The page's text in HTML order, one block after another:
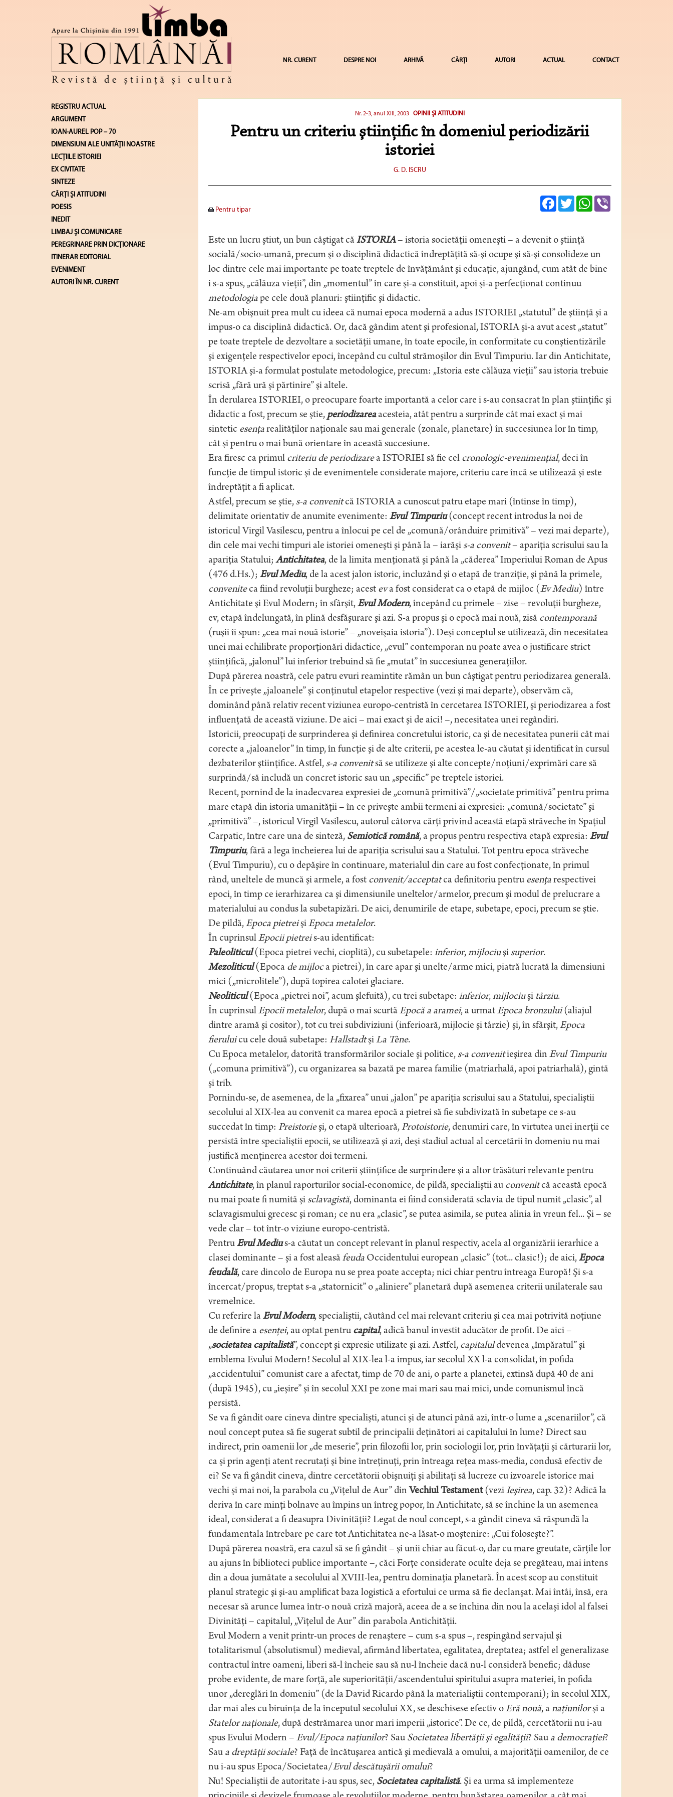
NR. CURENT DESPRE NOI ARHIVĂ CĂRȚI AUTORI ACTUAL CONTACT
REGISTRU ACTUAL
ARGUMENT
IOAN-AUREL POP – 70
DIMENSIUNI ALE UNITĂŢII NOASTRE
LECŢIILE ISTORIEI
EX CIVITATE
SINTEZE
CĂRŢI ŞI ATITUDINI
POESIS
INEDIT
LIMBAJ ŞI COMUNICARE
PEREGRINARE PRIN DICȚIONARE
ITINERAR EDITORIAL
EVENIMENT
AUTORI ÎN NR. CURENT
Nr. 2-3, anul XIII, 2003 OPINII ŞI ATITUDINI
Pentru un criteriu ştiinţific în domeniul periodizării
istoriei
G. D. ISCRU
Pentru tipar
FacebookTwitterWhatsApp
Este un lucru ştiut, un bun câştigat că ISTORIA– istoria societăţii omeneşti – a devenit o ştiinţă
socială/socio-umană, precum şi o disciplină didactică îndreptăţită să-şi ocupe şi să-şi consolideze un
loc dintre cele mai importante pe toate treptele de învăţământ şi educaţie, ajungând, cum atât de bine
i s-a spus, „călăuza vieţii”, din „momentul” în care şi-a constituit, apoi şi-a perfecţionat continuu
metodologiape cele două planuri: ştiinţific şi didactic.
Ne-am obişnuit prea mult cu ideea că numai epoca modernă a adus ISTORIEI „statutul” de ştiinţă şi a
impus-o ca disciplină didactică. Or, dacă gândim atent şi profesional, ISTORIA şi-a avut acest „statut”
pe toate treptele de dezvoltare a societăţii umane, în toate epocile, în conformitate cu conştientizările
şi exigenţele respectivelor epoci, începând cu cultul strămoşilor din Evul Timpuriu. Iar din Antichitate,
ISTORIA şi-a formulat postulate metodologice, precum: „Istoria este călăuza vieţii” sau istoria trebuie
scrisă „fără ură şi părtinire” şi altele.
În derularea ISTORIEI, o preocupare foarte importantă a celor care i s-au consacrat în plan ştiinţific şi
didactic a fost, precum se ştie, periodizareaacesteia, atât pentru a surprinde cât mai exact şi mai
sintetic esenţarealităţilor naţionale sau mai generale (zonale, planetare) în succesiunea lor în timp,
cât şi pentru o mai bună orientare în această succesiune.
Era firesc ca primul criteriu de periodizarea ISTORIEI să fie cel cronologic-evenimenţial, deci în
funcţie de timpul istoric şi de evenimentele considerate majore, criteriu care încă se utilizează şi este
îndreptăţit a fi aplicat.
Astfel, precum se ştie, s-a convenitcă ISTORIA a cunoscut patru etape mari (întinse în timp),
delimitate orientativ de anumite evenimente: Evul Timpuriu(concept recent introdus la noi de
istoricul Virgil Vasilescu, pentru a înlocui pe cel de „comună/orânduire primitivă” – vezi mai departe),
din cele mai vechi timpuri ale istoriei omeneşti şi până la – iarăşi s-a convenit– apariţia scrisului sau la
apariţia Statului;Antichitatea, de la limita menţionată şi până la „căderea” Imperiului Roman de Apus
(476 d.Hs.); Evul Mediu, de la acest jalon istoric, incluzând şi o etapă de tranziţie, şi până la primele,
conveniteca fiind revoluţii burgheze; acest eva fost considerat ca o etapă de mijloc (Ev Mediu) între
Antichitate şi Evul Modern; în sfârşit,Evul Modern, începând cu primele – zise – revoluţii burgheze,
ev, etapă îndelungată, în plină desfăşurare şi azi. S-a propus şi o epocă mai nouă, zisă contemporană
(ruşii îi spun: „cea mai nouă istorie” – „noveişaia istoria”). Deşi conceptul se utilizează, din necesitatea
unei mai echilibrate proporţionări didactice, „evul” contemporan nu poate avea o justificare strict
ştiinţifică, „jalonul” lui inferior trebuind să fie „mutat” în succesiunea generaţiilor.
După părerea noastră, cele patru evuri reamintite rămân un bun câştigat pentru periodizarea generală.
În ce priveşte „jaloanele” şi conţinutul etapelor respective (vezi şi mai departe), observăm că,
dominând până relativ recent viziunea europo-centristă în cercetarea ISTORIEI, şi periodizarea a fost
influenţată de această viziune. De aici – mai exact şi de aici! –, necesitatea unei regândiri.
Istoricii, preocupaţi de surprinderea şi definirea concretului istoric, ca şi de necesitatea punerii cât mai
corecte a „jaloanelor” în timp, în funcţie şi de alte criterii, pe acestea le-au căutat şi identificat în cursul
dezbaterilor ştiinţifice. Astfel, s-a convenitsă se utilizeze şi alte concepte/noţiuni/exprimări care să
surprindă/să includă un concret istoric sau un „specific” pe treptele istoriei.
Recent, pornind de la inadecvarea expresiei de „comună primitivă”/„societate primitivă” pentru prima
mare etapă din istoria umanităţii – în ce priveşte ambii termeni ai expresiei: „comună/societate” şi
„primitivă” –, istoricul Virgil Vasilescu, autorul câtorva cărţi privind această etapă străveche în Spaţiul
Carpatic, între care una de sinteză, Semiotică română, a propus pentru respectiva etapă expresia: Evul
Timpuriu, fără a lega încheierea lui de apariţia scrisului sau a Statului. Tot pentru epoca străveche
(Evul Timpuriu), cu o depăşire în continuare, materialul din care au fost confecţionate, în primul
rând, uneltele de muncă şi armele, a fost convenit/acceptatca definitoriu pentru esenţarespectivei
epoci, în timp ce ierarhizarea ca şi dimensiunile uneltelor/armelor, precum şi modul de prelucrare a
materialului au condus la subetapizări. De aici, denumirile de etape, subetape, epoci, precum se ştie.
De pildă,Epoca pietreişiEpoca metalelor.
În cuprinsulEpocii pietreis-au identificat:
Paleoliticul(Epoca pietrei vechi, cioplită), cu subetapele: inferior,mijlociuşi superior.
Mezoliticul(Epoca de mijloca pietrei), în care apar şi unelte/arme mici, piatră lucrată la dimensiuni
mici („microlitele”), după topirea calotei glaciare.
Neoliticul(Epoca „pietrei noi”, acum şlefuită), cu trei subetape: inferior,mijlociuşi târziu.
În cuprinsulEpocii metalelor, după o mai scurtă Epocă a aramei, a urmatEpoca bronzului(aliajul
dintre aramă şi cositor), tot cu trei subdiviziuni (inferioară, mijlocie şi târzie) şi, în sfârşit,Epoca
fieruluicu cele două subetape: HallstadtşiLa Tène.
Cu Epoca metalelor, datorită transformărilor sociale şi politice, s-a convenitieşirea din Evul Timpuriu
(„comuna primitivă”), cu organizarea sa bazată pe marea familie (matriarhală, apoi patriarhală), gintă
şi trib.
Pornindu-se, de asemenea, de la „fixarea” unui „jalon” pe apariţia scrisului sau a Statului, specialiştii
secolului al XIX-lea au convenit ca marea epocă a pietrei să fie subdivizată în subetape ce s-au
succedat în timp: Preistorieşi, o etapă ulterioară,Protoistorie, denumiri care, în virtutea unei inerţii ce
persistă între specialiştii epocii, se utilizează şi azi, deşi stadiul actual al cercetării în domeniu nu mai
justifică menţinerea acestor doi termeni.
Continuând căutarea unor noi criterii ştiinţifice de surprindere şi a altor trăsături relevante pentru
Antichitate, în planul raporturilor social-economice, de pildă, specialiştii au convenitcă această epocă
nu mai poate fi numită şi sclavagistă, dominanta ei fiind considerată sclavia de tipul numit „clasic”, al
sclavagismului grecesc şi roman; ce nu era „clasic”, se putea asimila, se putea alinia în vreun fel... Şi – se
vede clar – tot într-o viziune europo-centristă.
PentruEvul Medius-a căutat un concept relevant în planul respectiv, acela al organizării ierarhice a
clasei dominante – şi a fost aleasă feuda Occidentului european „clasic” (tot... clasic!); de aici,Epoca
feudală, care dincolo de Europa nu se prea poate accepta; nici chiar pentru întreaga Europă! Şi s-a
încercat/propus, treptat s-a „statornicit” o „aliniere” planetară după asemenea criterii unilaterale sau
vremelnice.
Cu referire la Evul Modern, specialiştii, căutând cel mai relevant criteriu şi cea mai potrivită noţiune
de definire a esenţei, au optat pentru capital, adică banul investit aducător de profit. De aici –
„societatea capitalistă”, concept şi expresie utilizate şi azi. Astfel, capitaluldevenea „împăratul” şi
emblema Evului Modern! Secolul al XIX-lea l-a impus, iar secolul XX l-a consolidat, în pofida
„accidentului” comunist care a afectat, timp de 70 de ani, o parte a planetei, extinsă după 40 de ani
(după 1945), cu „ieşire” şi în secolul XXI pe zone mai mari sau mai mici, unde comunismul încă
persistă.
Se va fi gândit oare cineva dintre specialişti, atunci şi de atunci până azi, într-o lume a „scenariilor”, că
noul concept putea să fie sugerat subtil de principalii deţinători ai capitalului în lume? Direct sau
indirect, prin oamenii lor „de meserie”, prin filozofii lor, prin sociologii lor, prin învăţaţii şi cărturarii lor,
ca şi prin agenţi atent recrutaţi şi bine întreţinuţi, prin întreaga reţea mass-media, condusă efectiv de
ei? Se va fi gândit cineva, dintre cercetătorii obişnuiţi şi abilitaţi să lucreze cu izvoarele istorice mai
vechi şi mai noi, la parabola cu „Viţelul de Aur” din Vechiul Testament(veziIeşirea, cap. 32)? Adică la
deriva în care minţi bolnave au împins un întreg popor, în Antichitate, să se închine la un asemenea
ideal, considerat a fi deasupra Divinităţii? Legat de noul concept, s-a gândit cineva să răspundă la
fundamentala întrebare pe care tot Antichitatea ne-a lăsat-o moştenire: „Cui foloseşte?”.
După părerea noastră, era cazul să se fi gândit – şi unii chiar au făcut-o, dar cu mare greutate, cărţile lor
au ajuns în biblioteci publice importante –, căci Forţe considerate oculte deja se pregăteau, mai intens
din a doua jumătate a secolului al XVIII-lea, pentru dominaţia planetară. În acest scop au constituit
planul strategic şi şi-au amplificat baza logistică a efortului ce urma să fie declanşat. Mai întâi, însă, era
necesar să arunce lumea într-o nouă criză majoră, aceea de a se închina din nou la acelaşi idol al falsei
Divinităţi – capitalul, „Viţelul de Aur” din parabola Antichităţii.
Evul Modern a venit printr-un proces de renaştere – cum s-a spus –, respingând servajul şi
totalitarismul (absolutismul) medieval, afirmând libertatea, egalitatea, dreptatea; astfel el generalizase
contractul între oameni, liberi să-l încheie sau să nu-l încheie dacă nu-l consideră benefic; dăduse
probe evidente, de mare forţă, ale superiorităţii/ascendentului spiritului asupra materiei, în pofida
unor „dereglări în domeniu” (de la David Ricardo până la materialiştii contemporani); în secolul XIX,
dar mai ales cu biruinţa de la începutul secolului XX, se deschisese efectiv oEră nouă, a naţiunilorşi a
Statelor naţionale, după destrămarea unor mari imperii „istorice”. De ce, de pildă, cercetătorii nu i-au
spus Evului Modern – Evul/Epoca naţiunilor? Sau Societatea libertăţii şi egalităţii? Sau a democraţiei?
Sau a dreptăţii sociale? Faţă de încătuşarea antică şi medievală a omului, a majorităţii oamenilor, de ce
nu i-au spus Epoca/Societatea/Evul descătuşării omului?
Nu! Specialiştii de autoritate i-au spus, sec, Societatea capitalistă. Şi ea urma să implementeze